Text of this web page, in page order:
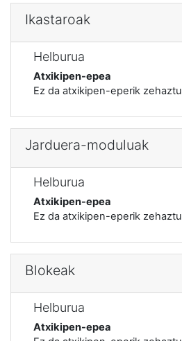
Ikastaroak
Helburua
Atxikipen-epea
Ez da atxikipen-eperik zehaztu
Jarduera-moduluak
Helburua
Atxikipen-epea
Ez da atxikipen-eperik zehaztu
Blokeak
Helburua
Atxikipen-epea